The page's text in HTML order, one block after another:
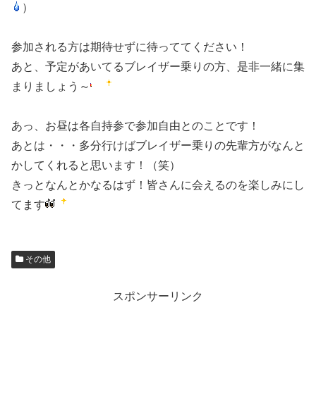
）
参加される方は期待せずに待っててください！
あと、予定があいてるブレイザー乗りの方、是非一緒に集
まりましょう～
あっ、お昼は各自持参で参加自由とのことです！
あとは・・・多分行けばブレイザー乗りの先輩方がなんと
かしてくれると思います！（笑）
きっとなんとかなるはず！皆さんに会えるのを楽しみにし
てます
その他
スポンサーリンク